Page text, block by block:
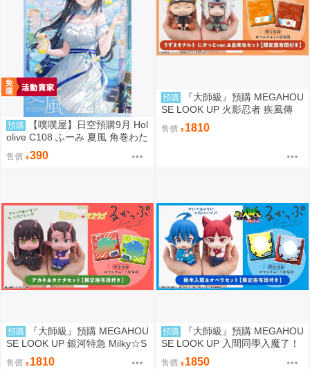
預購
【噗噗屋】日空預購9月 Hol
olive C108 ふーみ 夏風 角巻わた
角卷綿芽 watame
售價 390
預購
『大師級』預購 MEGAHOU
SE LOOK UP 火影忍者 疾風傳
漩渦鳴人＆自來也 套組 附特典
售價 1810
預購
『大師級』預購 MEGAHOU
SE LOOK UP 銀河特急 Milky☆S
ubway 朱音＆鐵多 套組 附特典
售價 1810
預購
『大師級』預購 MEGAHOU
SE LOOK UP 入間同學入魔了！
鈴木入間＆歐佩拉 套組 附特典
售價 1850